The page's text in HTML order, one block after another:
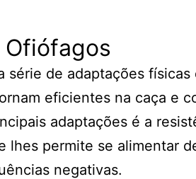
série de adaptações físicas
eficientes na caça e
adaptações é a
lhes permite se alimentar
negativas.